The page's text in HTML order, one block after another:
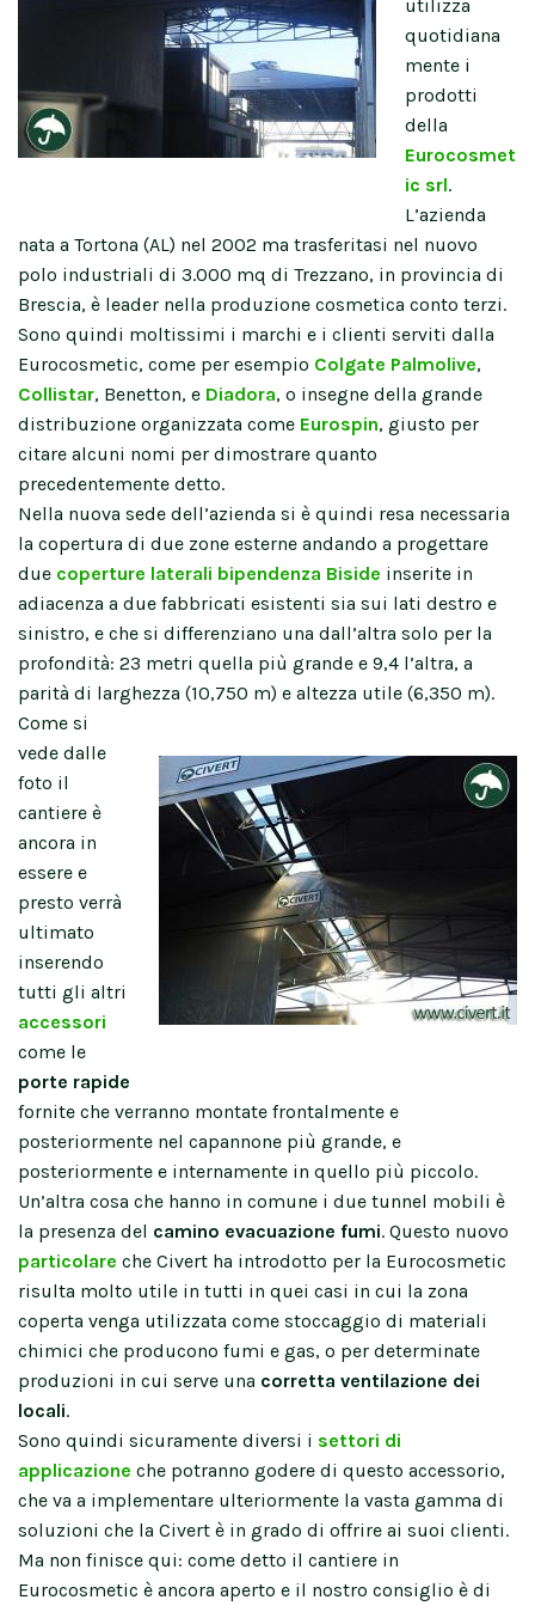
utilizza
quotidiana
mente i
prodotti
della
Eurocosmet
ic srl.
L’azienda
nata a Tortona (AL) nel 2002 ma trasferitasi nel nuovo
polo industriali di 3.000 mq di Trezzano, in provincia di
Brescia, è leader nella produzione cosmetica conto terzi.
Sono quindi moltissimi i marchi e i clienti serviti dalla
Eurocosmetic, come per esempio Colgate Palmolive,
Collistar, Benetton, e Diadora, o insegne della grande
distribuzione organizzata come Eurospin, giusto per
citare alcuni nomi per dimostrare quanto
precedentemente detto.
Nella nuova sede dell’azienda si è quindi resa necessaria
la copertura di due zone esterne andando a progettare
due coperture laterali bipendenza Biside inserite in
adiacenza a due fabbricati esistenti sia sui lati destro e
sinistro, e che si differenziano una dall’altra solo per la
profondità: 23 metri quella più grande e 9,4 l’altra, a
parità di larghezza (10,750 m) e altezza utile (6,350 m).
Come si
vede dalle
foto il
cantiere è
ancora in
essere e
presto verrà
ultimato
inserendo
tutti gli altri
accessori
come le
porte rapide
fornite che verranno montate frontalmente e
posteriormente nel capannone più grande, e
posteriormente e internamente in quello più piccolo.
Un’altra cosa che hanno in comune i due tunnel mobili è
la presenza del camino evacuazione fumi. Questo nuovo
particolare che Civert ha introdotto per la Eurocosmetic
risulta molto utile in tutti in quei casi in cui la zona
coperta venga utilizzata come stoccaggio di materiali
chimici che producono fumi e gas, o per determinate
produzioni in cui serve una corretta ventilazione dei
locali.
Sono quindi sicuramente diversi i settori di
applicazione che potranno godere di questo accessorio,
che va a implementare ulteriormente la vasta gamma di
soluzioni che la Civert è in grado di offrire ai suoi clienti.
Ma non finisce qui: come detto il cantiere in
Eurocosmetic è ancora aperto e il nostro consiglio è di